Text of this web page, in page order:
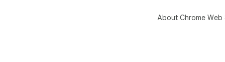
About Chrome Web